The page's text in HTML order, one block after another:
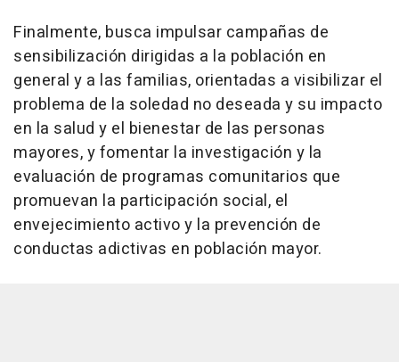
Finalmente, busca impulsar campañas de
sensibilización dirigidas a la población en
general y a las familias, orientadas a visibilizar el
problema de la soledad no deseada y su impacto
en la salud y el bienestar de las personas
mayores, y fomentar la investigación y la
evaluación de programas comunitarios que
promuevan la participación social, el
envejecimiento activo y la prevención de
conductas adictivas en población mayor.